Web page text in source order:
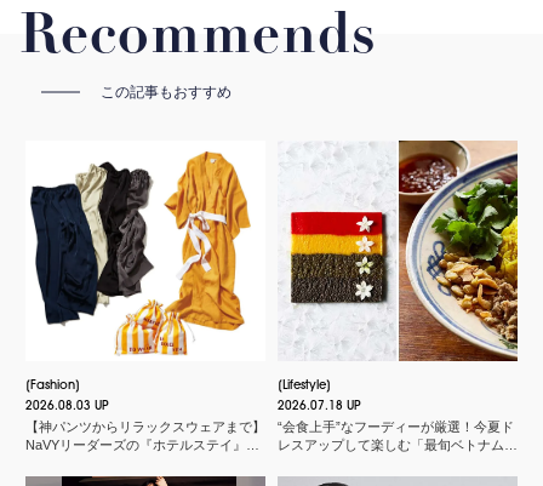
Recommends
この記事もおすすめ
Fashion
2026.08.03 UP
【神パンツからリラックスウェアまで】
NaVYリーダーズの『ホテルステイ』に
Lifestyle
2026.07.18 UP
“会食上手”なフーディーが厳選！今夏ド
レスアップして楽しむ「最旬ベトナム料